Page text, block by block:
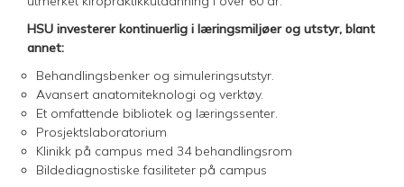
HSU investerer kontinuerlig i læringsmiljøer og utstyr, blant
annet:
Behandlingsbenker og simuleringsutstyr.
Avansert anatomiteknologi og verktøy.
Et omfattende bibliotek og læringssenter.
Prosjektslaboratorium
Klinikk på campus med 34 behandlingsrom
Bildediagnostiske fasiliteter på campus